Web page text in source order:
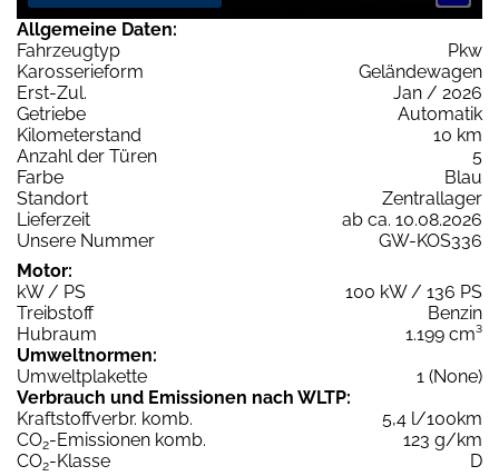
Allgemeine Daten:
Fahrzeugtyp
Pkw
Karosserieform
Geländewagen
Erst-Zul.
Jan / 2026
Getriebe
Automatik
Kilometerstand
10 km
Anzahl der Türen
5
Farbe
Blau
Standort
Zentrallager
Lieferzeit
ab ca. 10.08.2026
Unsere Nummer
GW-KOS336
Motor:
kW / PS
100 kW / 136 PS
Treibstoff
Benzin
Hubraum
1.199 cm³
Umweltnormen:
Umweltplakette
1 (None)
Verbrauch und Emissionen nach WLTP:
Kraftstoffverbr. komb.
5,4 l/100km
CO2-Emissionen komb.
123 g/km
CO2-Klasse
D